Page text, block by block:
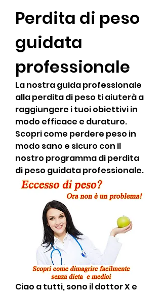
Perdita di peso
guidata
professionale
La nostra guida professionale
alla perdita di peso ti aiuterà a
raggiungere i tuoi obiettivi in
modo efficace e duraturo.
Scopri come perdere peso in
modo sano e sicuro con il
nostro programma di perdita
di peso guidata professionale.
Ciao a tutti, sono il dottor X e